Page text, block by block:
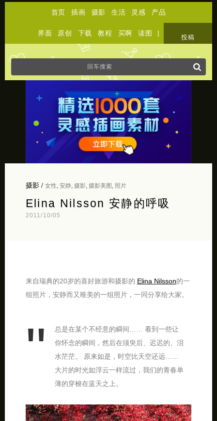
首页 插画 摄影 生活 灵感 产品
界面 原创 下载 教程 买啊 读图 |
投稿
摄影/ 女性 安静, 摄影, 摄影美图 照片
Elina Nilsson 安静的呼吸
2011/10/05
来自瑞典的20岁的喜好旅游和摄影的 Elina Nilsson的一
组照片，安静而又唯美的一组照片，一同分享给大家。
总是在某个不经意的瞬间…… 看到一些让
你怀念的瞬间，然后在须臾后、迟迟的、泪
水茫茫。 原来如是，时空比天空还远……
大片的时光如浮云一样流过，我们的青春单
薄的穿梭在蓝天之上。